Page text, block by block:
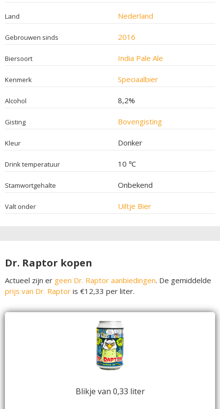
Land Nederland
Gebrouwen sinds 2016
Biersoort India Pale Ale
Kenmerk Speciaalbier
Alcohol 8,2%
Gisting Bovengisting
Kleur Donker
Drink temperatuur 10 ℃
Stamwortgehalte Onbekend
Valt onder Uiltje Bier
Dr. Raptor kopen
Actueel zijn er geen Dr. Raptor aanbiedingen. De gemiddelde
prijs van Dr. Raptor is €12,33 per liter.
Blikje van 0,33 liter